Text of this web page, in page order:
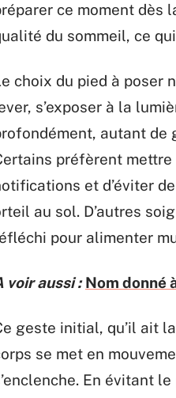
ce moment dès
du sommeil, ce
choix du pied à poser
s’exposer à la
autant de
préfèrent mettre
et d’éviter
au sol. D’autres
pour alimenter
voir aussi : Nom donné
geste initial, qu’il ait
se met en
En évitant